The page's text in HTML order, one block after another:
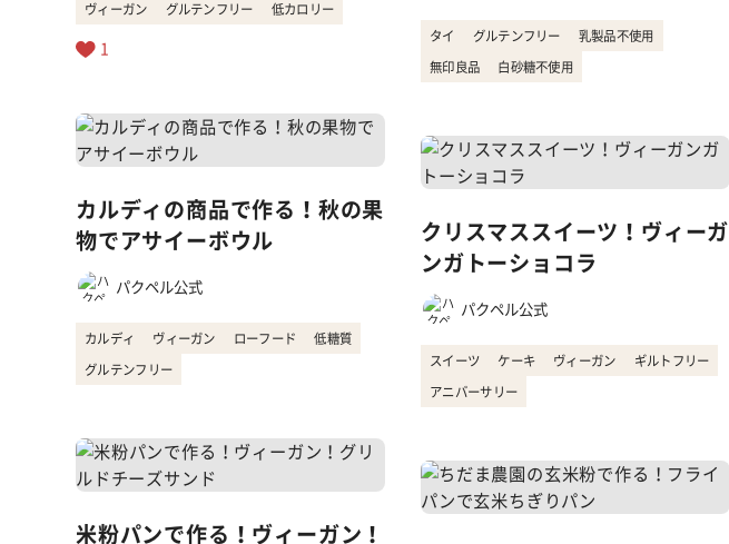
ヴィーガン グルテンフリー 低カロリー
1
カルディの商品で作る！秋の果
物でアサイーボウル
パクペル公式
カルディ ヴィーガン ローフード 低糖質
グルテンフリー
米粉パンで作る！ヴィーガン！
タイ グルテンフリー 乳製品不使用
無印良品 白砂糖不使用
クリスマススイーツ！ヴィーガ
ンガトーショコラ
パクペル公式
スイーツ ケーキ ヴィーガン ギルトフリー
アニバーサリー